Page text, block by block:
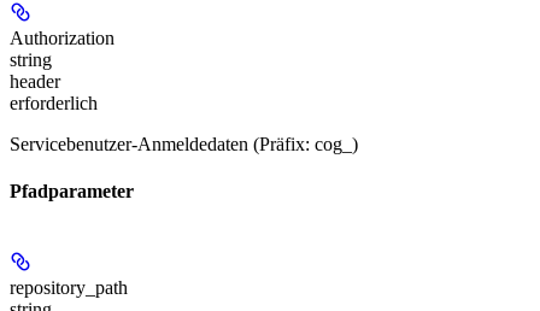
Authorization
string
header
erforderlich
Servicebenutzer-Anmeldedaten (Präfix: cog_)
Pfadparameter
repository_path